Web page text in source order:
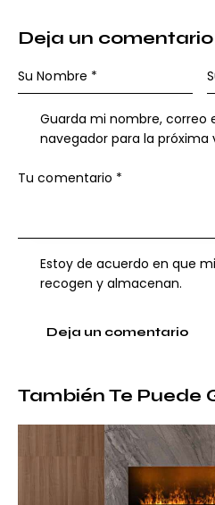
Deja un comentario
Guarda mi nombre, correo
navegador para la
Estoy de acuerdo en que
recogen y almacenan.
También Te Puede